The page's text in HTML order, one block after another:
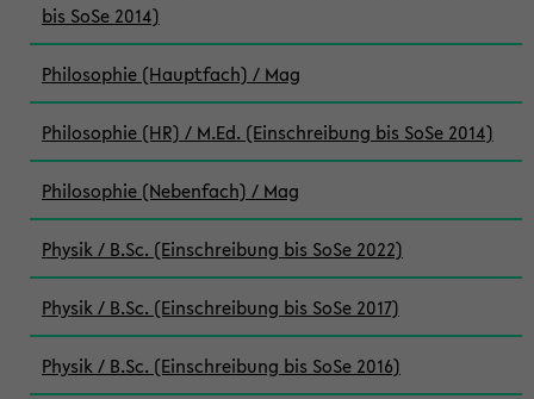
bis SoSe 2014)
Philosophie (Hauptfach) / Mag
Philosophie (HR) / M.Ed. (Einschreibung bis SoSe 2014)
Philosophie (Nebenfach) / Mag
Physik / B.Sc. (Einschreibung bis SoSe 2022)
Physik / B.Sc. (Einschreibung bis SoSe 2017)
Physik / B.Sc. (Einschreibung bis SoSe 2016)